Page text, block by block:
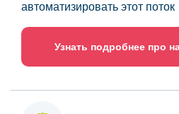
автоматизировать этот поток
Узнать подробнее про